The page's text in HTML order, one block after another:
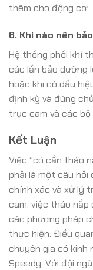
thêm cho động cơ.
6. Khi nào nên
Hệ thống phối khí
các lần bảo dưỡng
hoặc khi có dấu
định kỳ và đúng
trục cam và các bộ
Kết Luận
Việc “có cần tháo
phải là một câu hỏi
chính xác và xử lý
cam, việc tháo
các phương pháp
thực hiện. Điều
chuyên gia có kinh
Speedy. Với đội